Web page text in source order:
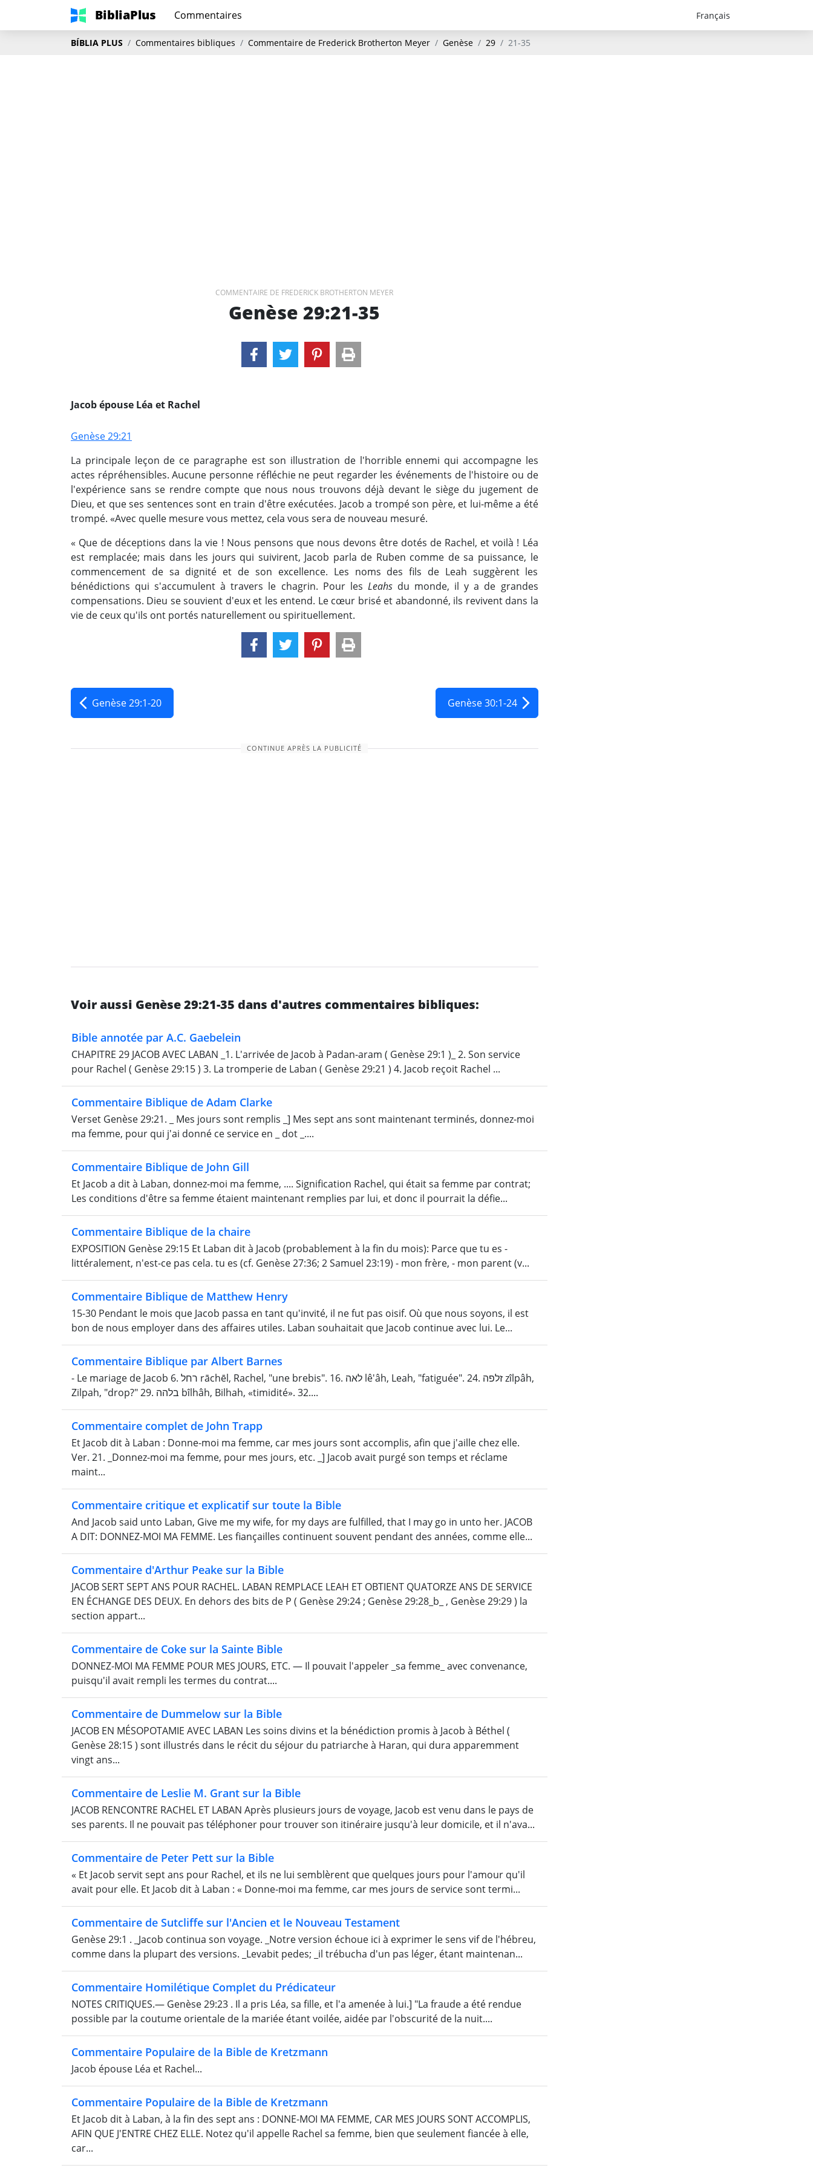
BibliaPlus Commentaires
BÍBLIA PLUS Commentaires bibliques Commentaire de Frederick Brotherton Meyer Genèse 29 21-35
COMMENTAIRE DE FREDERICK BROTHERTON MEYER
Genèse 29:21-35
Jacob épouse Léa et Rachel
Genèse 29:21
La principale leçon de ce paragraphe est son illustration de l'horrible ennemi qui accompagne les
actes répréhensibles. Aucune personne réfléchie ne peut regarder les événements de l'histoire ou de
l'expérience sans se rendre compte que nous nous trouvons déjà devant le siège du jugement de
Dieu, et que ses sentences sont en train d'être exécutées. Jacob a trompé son père, et lui-même a été
trompé. «Avec quelle mesure vous mettez, cela vous sera de nouveau mesuré.
« Que de déceptions dans la vie ! Nous pensons que nous devons être dotés de Rachel, et voilà ! Léa
est remplacée; mais dans les jours qui suivirent, Jacob parla de Ruben comme de sa puissance, le
commencement de sa dignité et de son excellence. Les noms des fils de Leah suggèrent les
bénédictions qui s'accumulent à travers le chagrin. Pour les Leahsdu monde, il y a de grandes
compensations. Dieu se souvient d'eux et les entend. Le cœur brisé et abandonné, ils revivent dans la
vie de ceux qu'ils ont portés naturellement ou spirituellement.
Genèse 29:1-20 Genèse 30:1-24
CONTINUE APRÈS LA PUBLICITÉ
Voir aussi Genèse 29:21-35 dans d'autres commentaires bibliques:
Bible annotée par A.C. Gaebelein
CHAPITRE 29 JACOB AVEC LABAN _1. L'arrivée de Jacob à Padan-aram ( Genèse 29:1 )_ 2. Son service
pour Rachel ( Genèse 29:15 ) 3. La tromperie de Laban ( Genèse 29:21 ) 4. Jacob reçoit Rachel ...
Commentaire Biblique de Adam Clarke
Verset Genèse 29:21. _ Mes jours sont remplis _] Mes sept ans sont maintenant terminés, donnez-moi
ma femme, pour qui j'ai donné ce service en _ dot _....
Commentaire Biblique de John Gill
Et Jacob a dit à Laban, donnez-moi ma femme, .... Signification Rachel, qui était sa femme par contrat;
Les conditions d'être sa femme étaient maintenant remplies par lui, et donc il pourrait la défie...
Commentaire Biblique de la chaire
EXPOSITION Genèse 29:15 Et Laban dit à Jacob (probablement à la fin du mois): Parce que tu es -
littéralement, n'est-ce pas cela. tu es (cf. Genèse 27:36; 2 Samuel 23:19) - mon frère, - mon parent (v...
Commentaire Biblique de Matthew Henry
15-30 Pendant le mois que Jacob passa en tant qu'invité, il ne fut pas oisif. Où que nous soyons, il est
bon de nous employer dans des affaires utiles. Laban souhaitait que Jacob continue avec lui. Le...
Commentaire Biblique par Albert Barnes
- Le mariage de Jacob 6. רחל rāchēl, Rachel, "une brebis". 16. לאה lê'âh, Leah, "fatiguée". 24. זלפה zı̂lpâh,
Zilpah, "drop?" 29. בלהה bı̂lhâh, Bilhah, «timidité». 32....
Commentaire complet de John Trapp
Et Jacob dit à Laban : Donne-moi ma femme, car mes jours sont accomplis, afin que j'aille chez elle.
Ver. 21. _Donnez-moi ma femme, pour mes jours, etc. _] Jacob avait purgé son temps et réclame
maint...
Commentaire critique et explicatif sur toute la Bible
And Jacob said unto Laban, Give me my wife, for my days are fulfilled, that I may go in unto her. JACOB
A DIT: DONNEZ-MOI MA FEMME. Les fiançailles continuent souvent pendant des années, comme elle...
Commentaire d'Arthur Peake sur la Bible
JACOB SERT SEPT ANS POUR RACHEL. LABAN REMPLACE LEAH ET OBTIENT QUATORZE ANS DE SERVICE
EN ÉCHANGE DES DEUX. En dehors des bits de P ( Genèse 29:24 ; Genèse 29:28_b_ , Genèse 29:29 ) la
section appart...
Commentaire de Coke sur la Sainte Bible
DONNEZ-MOI MA FEMME POUR MES JOURS, ETC. — Il pouvait l'appeler _sa femme_ avec convenance,
puisqu'il avait rempli les termes du contrat....
Commentaire de Dummelow sur la Bible
JACOB EN MÉSOPOTAMIE AVEC LABAN Les soins divins et la bénédiction promis à Jacob à Béthel (
Genèse 28:15 ) sont illustrés dans le récit du séjour du patriarche à Haran, qui dura apparemment
vingt ans...
Commentaire de Leslie M. Grant sur la Bible
JACOB RENCONTRE RACHEL ET LABAN Après plusieurs jours de voyage, Jacob est venu dans le pays de
ses parents. Il ne pouvait pas téléphoner pour trouver son itinéraire jusqu'à leur domicile, et il n'ava...
Commentaire de Peter Pett sur la Bible
« Et Jacob servit sept ans pour Rachel, et ils ne lui semblèrent que quelques jours pour l'amour qu'il
avait pour elle. Et Jacob dit à Laban : « Donne-moi ma femme, car mes jours de service sont termi...
Commentaire de Sutcliffe sur l'Ancien et le Nouveau Testament
Genèse 29:1 . _Jacob continua son voyage. _Notre version échoue ici à exprimer le sens vif de l'hébreu,
comme dans la plupart des versions. _Levabit pedes; _il trébucha d'un pas léger, étant maintenan...
Commentaire Homilétique Complet du Prédicateur
NOTES CRITIQUES.— Genèse 29:23 . Il a pris Léa, sa fille, et l'a amenée à lui.] "La fraude a été rendue
possible par la coutume orientale de la mariée étant voilée, aidée par l'obscurité de la nuit....
Commentaire Populaire de la Bible de Kretzmann
Jacob épouse Léa et Rachel...
Commentaire Populaire de la Bible de Kretzmann
Et Jacob dit à Laban, à la fin des sept ans : DONNE-MOI MA FEMME, CAR MES JOURS SONT ACCOMPLIS,
AFIN QUE J'ENTRE CHEZ ELLE. Notez qu'il appelle Rachel sa femme, bien que seulement fiancée à elle,
car...